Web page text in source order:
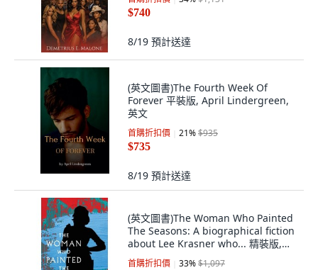
$740
8/19 預計送達
(英文圖書)The Fourth Week Of
Forever 平裝版, April Lindergreen,
英文
首購折扣價 21%$935
$735
8/19 預計送達
(英文圖書)The Woman Who Painted
The Seasons: A biographical fiction
about Lee Krasner who... 精裝版,
Penny Fields-Schneider, 英文
首購折扣價 33%$1,097